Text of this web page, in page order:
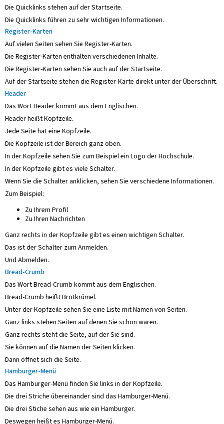
Die Quicklinks stehen auf der Startseite.
Die Quicklinks führen zu sehr wichtigen Informationen.
Register-Karten
Auf vielen Seiten sehen Sie Register-Karten.
Die Register-Karten enthalten verschiedenen Inhalte.
Die Register-Karten sehen Sie auch auf der Startseite.
Auf der Startseite stehen die Register-Karte direkt unter der Überschrift.
Header
Das Wort Header kommt aus dem Englischen.
Header heißt Kopfzeile.
Jede Seite hat eine Kopfzeile.
Die Kopfzeile ist der Bereich ganz oben.
In der Kopfzeile sehen Sie zum Beispiel ein Logo der Hochschule.
In der Kopfzeile gibt es viele Schalter.
Wenn Sie die Schalter anklicken, sehen Sie verschiedene Informationen.
Zum Beispiel:
Zu Ihrem Profil
Zu Ihren Nachrichten
Ganz rechts in der Kopfzeile gibt es einen wichtigen Schalter.
Das ist der Schalter zum Anmelden.
Und Abmelden.
Bread-Crumb
Das Wort Bread-Crumb kommt aus dem Englischen.
Bread-Crumb heißt Brotkrümel.
Unter der Kopfzeile sehen Sie eine Liste mit Namen von Seiten.
Ganz links stehen Seiten auf denen Sie schon waren.
Ganz rechts steht die Seite, auf der Sie sind.
Sie können auf die Namen der Seiten klicken.
Dann öffnet sich die Seite.
Hamburger-Menü
Das Hamburger-Menü finden Sie links in der Kopfzeile.
Die drei Striche übereinander sind das Hamburger-Menü.
Die drei Stiche sehen aus wie ein Hamburger.
Deswegen heißt es Hamburger-Menü.